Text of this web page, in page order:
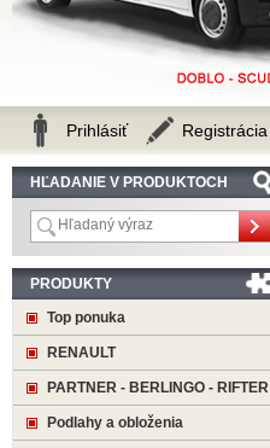
HĽADANIE V PRODUKTOCH
PRODUKTY
Top ponuka
RENAULT
PARTNER - BERLINGO - RIFTER
Podlahy a obloženia
Prihlásiť Registrácia